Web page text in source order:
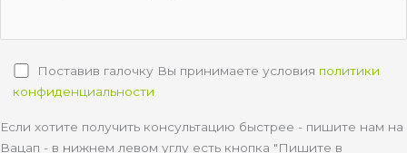
Поставив галочку Вы принимаете условия политики
конфиденциальности
Если хотите получить консультацию быстрее - пишите нам на
Вацап - в нижнем левом углу есть кнопка "Пишите в